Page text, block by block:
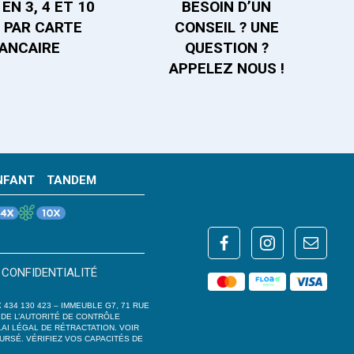
EN 3, 4 ET 10
PAR CARTE
BESOIN D’UN
CONSEIL ? UNE
QUESTION ?
APPELEZ NOUS !
TANDEM
434 130 423 – IMMEUBLE G7, 71 RUE
L’AUTORITÉ DE CONTRÔLE
LÉGAL DE RÉTRACTATION. VOIR
VÉRIFIEZ VOS CAPACITÉS DE